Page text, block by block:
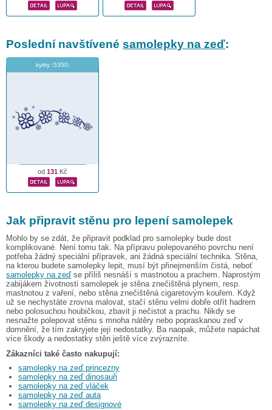
Poslední navštívené samolepky na zeď:
kytky :5350:
od 131 Kč
Jak připravit stěnu pro lepení samolepek
Mohlo by se zdát, že připravit podklad pro samolepky bude dost
komplikované. Není tomu tak. Na přípravu polepovaného povrchu není
potřeba žádný speciální přípravek, ani žádná speciální technika. Stěna,
na kterou budete samolepky lepit, musí být přinejmenším čistá, neboť
samolepky na zeďse příliš nesnáší s mastnotou a prachem. Naprostým
zabijákem životnosti samolepek je stěna znečištěná plynem, resp.
mastnotou z vaření, nebo stěna znečištěná cigaretovým kouřem. Když
už se nechystáte zrovna malovat, stačí stěnu velmi dobře otřít hadrem
nebo polosuchou houbičkou, zbavit ji nečistot a prachu. Nikdy se
nesnažte polepovat stěnu s mnoha nátěry nebo popraskanou zeď v
domnění, že tím zakryjete její nedostatky. Ba naopak, můžete napáchat
více škody a nedostatky stěn ještě více zvýrazníte.
Zákazníci také často nakupují:
samolepky na zeď princezny
samolepky na zeď dinosauři
samolepky na zeď vláček
samolepky na zeď auta
samolepky na zeď designové